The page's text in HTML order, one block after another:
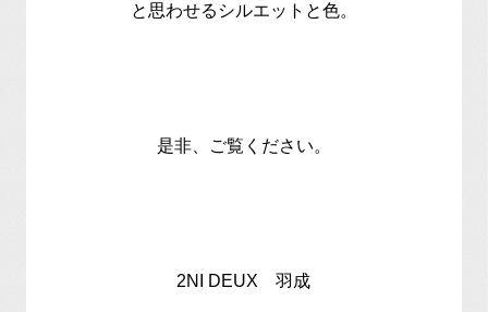
と思わせるシルエットと色。
是非、ご覧ください。
2NI DEUX 羽成